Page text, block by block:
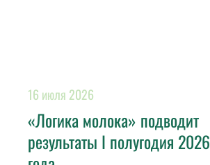
16 июля 2026
«Логика молока» подводит
результаты I полугодия 2026